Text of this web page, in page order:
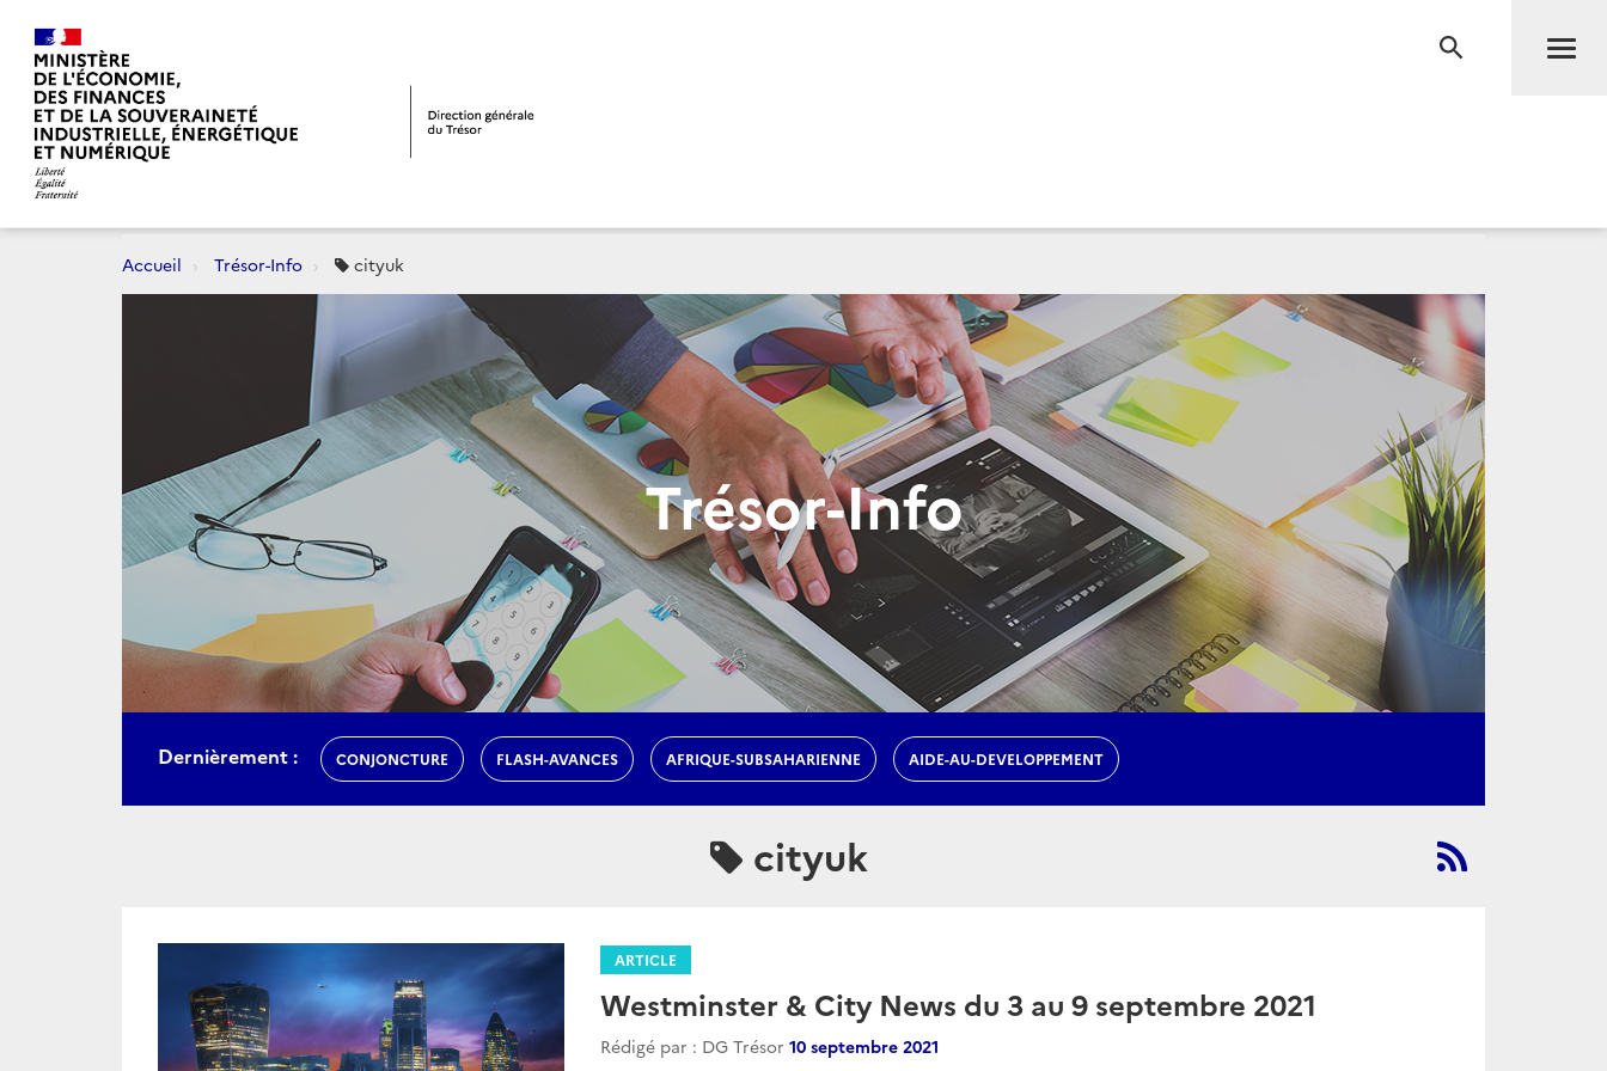
RECHERCHE
Accueil Trésor-Info cityuk
Trésor-Info
Dernièrement : CONJONCTURE FLASH-AVANCES AFRIQUE-SUBSAHARIENNE AIDE-AU-DEVELOPPEMENT
cityuk
ARTICLE
Westminster & City News du 3 au 9 septembre 2021
Rédigé par : DG Trésor 10 septembre 2021